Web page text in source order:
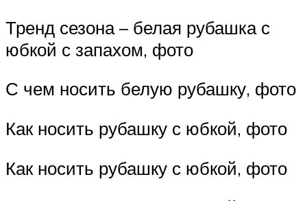
Тренд сезона – белая рубашка с
юбкой с запахом, фото
С чем носить белую рубашку, фото
Как носить рубашку с юбкой, фото
Как носить рубашку с юбкой, фото